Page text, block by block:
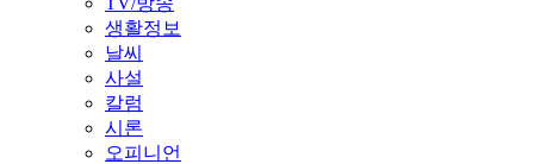
생활정보
날씨
사설
칼럼
시론
오피니언